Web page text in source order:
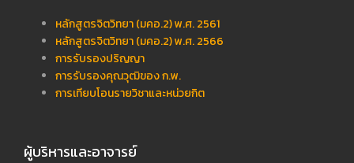
หลักสูตรจิตวิทยา (มคอ.2) พ.ศ. 2561
หลักสูตรจิตวิทยา (มคอ.2) พ.ศ. 2566
การรับรองปริญญา
การรับรองคุณวุฒิของ ก.พ.
การเทียบโอนรายวิชาและหน่วยกิต
ผู้บริหารและอาจารย์